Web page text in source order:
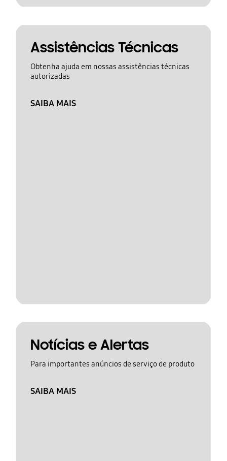
Assistências Técnicas
Obtenha ajuda em nossas assistências técnicas
autorizadas
SAIBA MAIS
Notícias e Alertas
Para importantes anúncios de serviço de produto
SAIBA MAIS